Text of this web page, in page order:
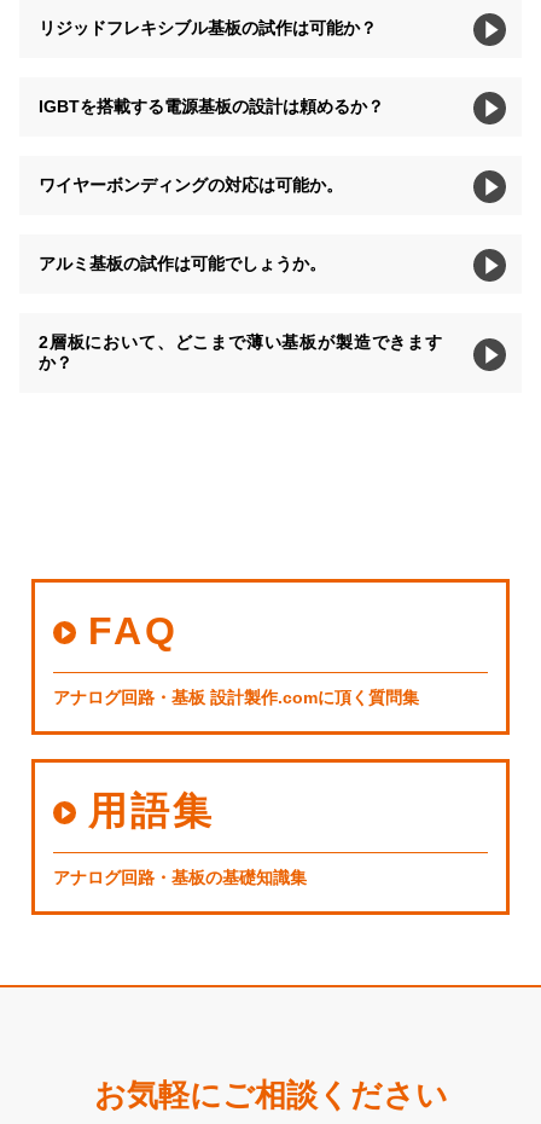
リジッドフレキシブル基板の試作は可能か？
IGBTを搭載する電源基板の設計は頼めるか？
ワイヤーボンディングの対応は可能か。
アルミ基板の試作は可能でしょうか。
2層板において、どこまで薄い基板が製造できます
か？
FAQ
アナログ回路・基板 設計製作.comに頂く質問集
用語集
アナログ回路・基板の基礎知識集
お気軽にご相談ください